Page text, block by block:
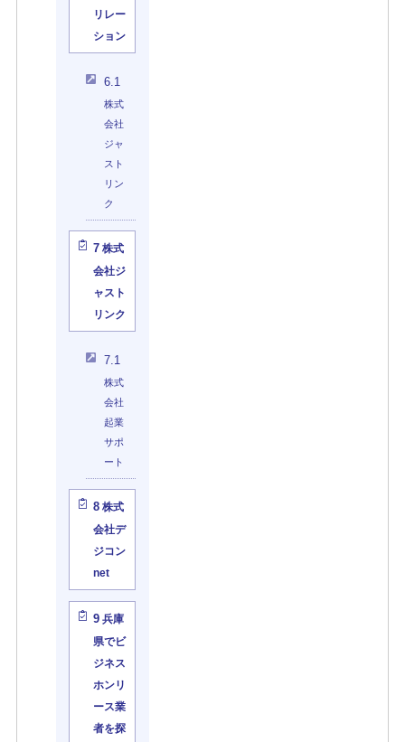
リレー
ション
6.1
株式
会社
ジャ
スト
リン
ク
7株式
会社ジ
ャスト
リンク
7.1
株式
会社
起業
サポ
ート
8株式
会社デ
ジコン
net
9兵庫
県でビ
ジネス
ホンリ
ース業
者を探